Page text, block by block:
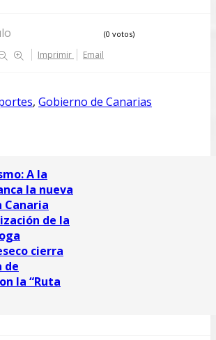
(0 votos)
Imprimir Email
, Gobierno de Canarias
A la
la nueva
Canaria
de la
cierra
de
la “Ruta